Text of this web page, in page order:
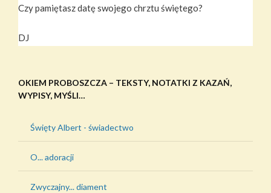
Czy pamiętasz datę swojego chrztu świętego?
DJ
OKIEM PROBOSZCZA – TEKSTY, NOTATKI Z KAZAŃ,
WYPISY, MYŚLI…
Święty Albert - świadectwo
O... adoracji
Zwyczajny... diament